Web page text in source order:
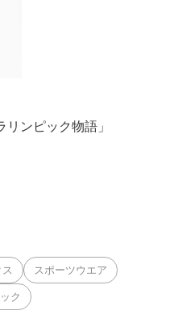
リンピック物語」
スポーツウエア
ク